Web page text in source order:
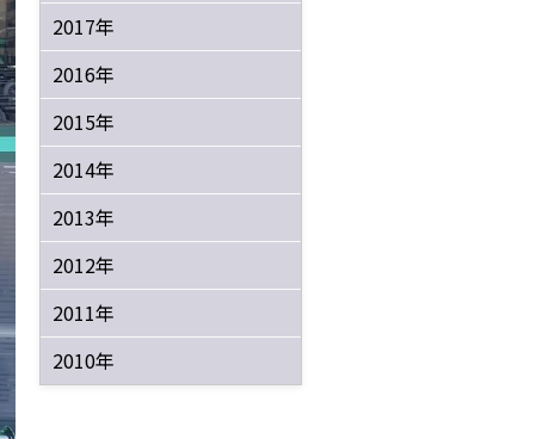
2017年
2016年
2015年
2014年
2013年
2012年
2011年
2010年